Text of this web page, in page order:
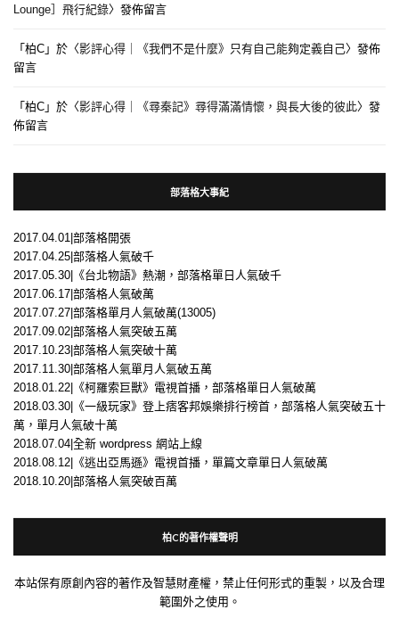
Lounge］飛行紀錄〉發佈留言
「 柏C 」於〈影評心得｜《我們不是什麼》只有自己能夠定義自己〉發佈
留言
「 柏C 」於〈影評心得｜《尋秦記》尋得滿滿情懷，與長大後的彼此〉發
佈留言
部落格大事紀
2017.04.01|部落格開張
2017.04.25|部落格人氣破千
2017.05.30|《台北物語》熱潮，部落格單日人氣破千
2017.06.17|部落格人氣破萬
2017.07.27|部落格單月人氣破萬(13005)
2017.09.02|部落格人氣突破五萬
2017.10.23|部落格人氣突破十萬
2017.11.30|部落格人氣單月人氣破五萬
2018.01.22|《柯羅索巨獸》電視首播，部落格單日人氣破萬
2018.03.30|《一級玩家》登上痞客邦娛樂排行榜首，部落格人氣突破五十
萬，單月人氣破十萬
2018.07.04|全新 wordpress 網站上線
2018.08.12|《逃出亞馬遜》電視首播，單篇文章單日人氣破萬
2018.10.20|部落格人氣突破百萬
柏C的著作權聲明
本站保有原創內容的著作及智慧財產權，禁止任何形式的重製，以及合理
範圍外之使用。